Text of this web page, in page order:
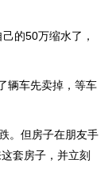
的50万缩水了，
辆车先卖掉，等车
。但房子在朋友手
套房子，并立刻